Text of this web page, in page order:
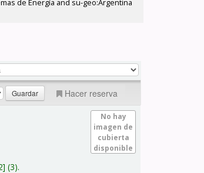
de Energía and su-geo:Argentina
Hacer reserva
No hay
imagen de
cubierta
disponible
(3).